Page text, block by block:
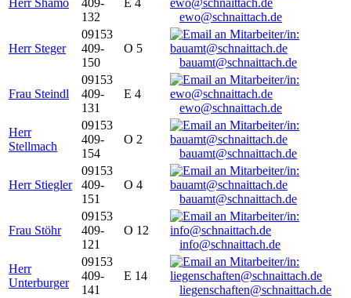
Herr Shamo
409-
132
E 4
ewo@schnaittach.de
Herr Steger
09153
409-
150
O 5
bauamt@schnaittach.de
Frau Steindl
09153
409-
131
E 4
ewo@schnaittach.de
Herr
Stellmach
09153
409-
154
O 2
bauamt@schnaittach.de
Herr Stiegler
09153
409-
151
O 4
bauamt@schnaittach.de
Frau Stöhr
09153
409-
121
O 12
info@schnaittach.de
Herr
Unterburger
09153
409-
141
E 14
liegenschaften@schnaittach.de